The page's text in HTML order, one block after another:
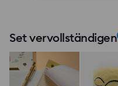
Set vervollständigen